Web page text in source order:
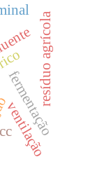
ventilação
fermentação
resíduo agrícola